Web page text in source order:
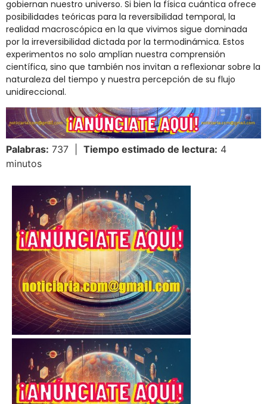
gobiernan nuestro universo. Si bien la física cuántica ofrece
posibilidades teóricas para la reversibilidad temporal, la
realidad macroscópica en la que vivimos sigue dominada
por la irreversibilidad dictada por la termodinámica. Estos
experimentos no solo amplían nuestra comprensión
científica, sino que también nos invitan a reflexionar sobre la
naturaleza del tiempo y nuestra percepción de su flujo
unidireccional.
Palabras: 737 | Tiempo estimado de lectura: 4
minutos